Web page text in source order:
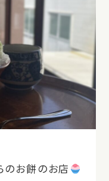
のお餅のお店